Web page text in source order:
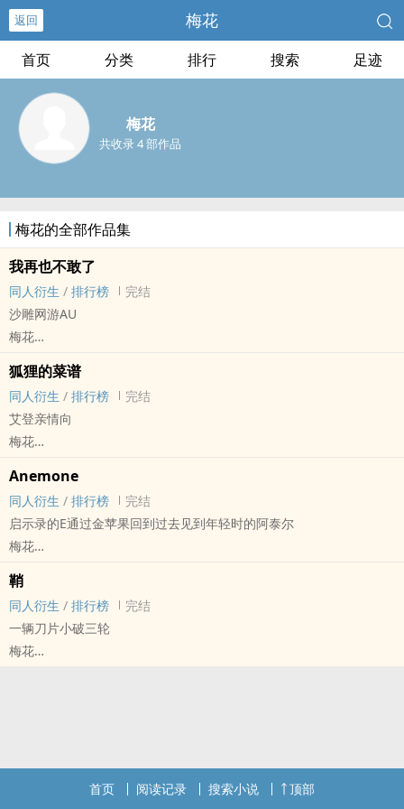
返回 梅花
首页 分类 排行 搜索 足迹
梅花
共收录 4 部作品
梅花的全部作品集
我再也不敢了
同人衍生 / 排行榜
完结
沙雕网游AU
梅花
- 游戏同人 - BL - 短篇
完结
狐狸的菜谱
同人衍生 / 排行榜
完结
艾登亲情向
梅花
正剧
Anemone
同人衍生 / 排行榜
完结
启示录的E通过金苹果回到过去见到年轻时的阿泰尔
梅花
BL - 短篇 - 完结
鞘
同人衍生 / 排行榜
完结
一辆刀片小破三轮
梅花
首页 阅读记录 搜索小说 顶部